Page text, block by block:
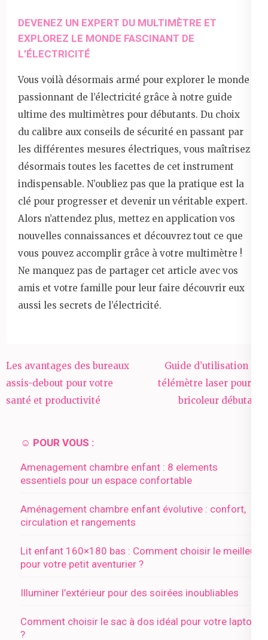
DEVENEZ UN EXPERT DU MULTIMÈTRE ET
EXPLOREZ LE MONDE FASCINANT DE
L’ÉLECTRICITÉ
Vous voilà désormais armé pour explorer le monde
passionnant de l’électricité grâce à notre guide
ultime des multimètres pour débutants. Du choix
du calibre aux conseils de sécurité en passant par
les différentes mesures électriques, vous maîtrisez
désormais toutes les facettes de cet instrument
indispensable. N’oubliez pas que la pratique est la
clé pour progresser et devenir un véritable expert.
Alors n’attendez plus, mettez en application vos
nouvelles connaissances et découvrez tout ce que
vous pouvez accomplir grâce à votre multimètre !
Ne manquez pas de partager cet article avec vos
amis et votre famille pour leur faire découvrir eux
aussi les secrets de l’électricité.
Navigation
de
l’article
Les avantages des bureaux
assis-debout pour votre
santé et productivité
Guide d’utilisation du
télémètre laser pour le
bricoleur débutant
☺️ POUR VOUS :
Amenagement chambre enfant : 8 elements
essentiels pour un espace confortable
Aménagement chambre enfant évolutive : confort,
circulation et rangements
Lit enfant 160×180 bas : Comment choisir le meilleur
pour votre petit aventurier ?
Illuminer l’extérieur pour des soirées inoubliables
Comment choisir le sac à dos idéal pour votre laptop
?